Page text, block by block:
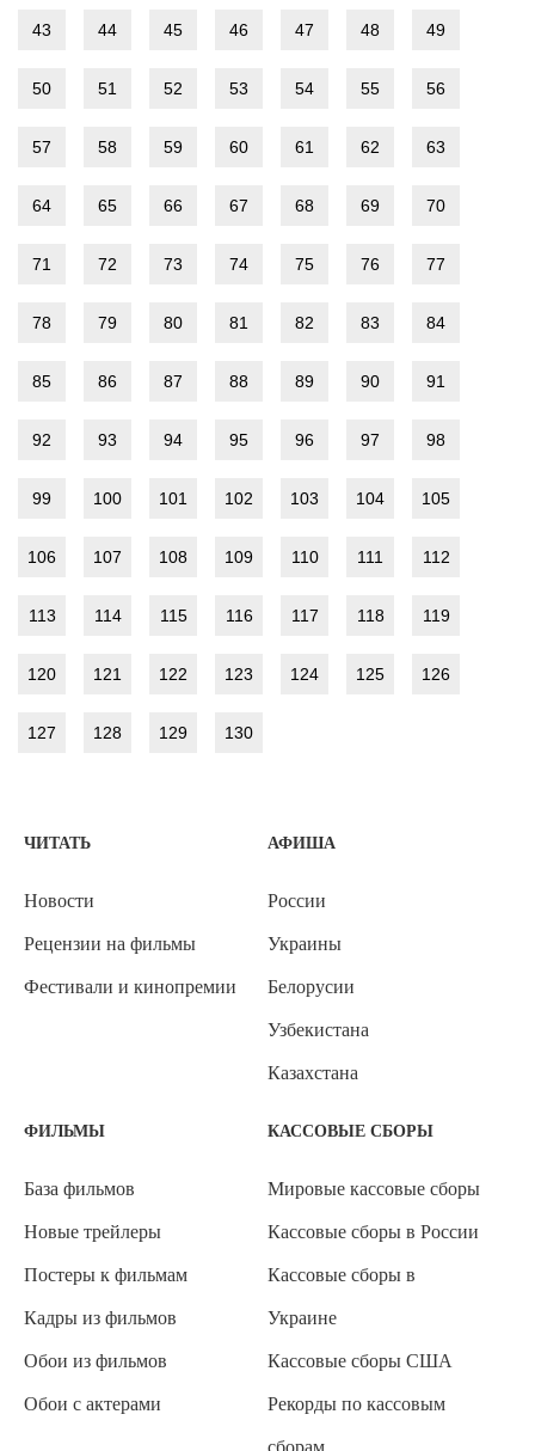
43 44 45 46 47 48 49
50 51 52 53 54 55 56
57 58 59 60 61 62 63
64 65 66 67 68 69 70
71 72 73 74 75 76 77
78 79 80 81 82 83 84
85 86 87 88 89 90 91
92 93 94 95 96 97 98
99 100 101 102 103 104 105
106 107 108 109 110 111 112
113 114 115 116 117 118 119
120 121 122 123 124 125 126
127 128 129 130
ЧИТАТЬ
Новости
Рецензии на фильмы
Фестивали и кинопремии
АФИША
России
Украины
Белорусии
Узбекистана
Казахстана
ФИЛЬМЫ
База фильмов
Новые трейлеры
Постеры к фильмам
Кадры из фильмов
Обои из фильмов
Обои с актерами
КАССОВЫЕ СБОРЫ
Мировые кассовые сборы
Кассовые сборы в России
Кассовые сборы в
Украине
Кассовые сборы США
Рекорды по кассовым
сборам